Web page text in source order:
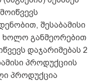
შესაბამისი
ხოლო განმეორებით
დაჯარიმებას 2
პროდუქციის
პროდუქცია